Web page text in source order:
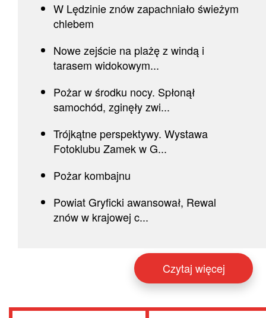
W Lędzinie znów zapachniało świeżym
chlebem
Nowe zejście na plażę z windą i
tarasem widokowym...
Pożar w środku nocy. Spłonął
samochód, zginęły zwi...
Trójkątne perspektywy. Wystawa
Fotoklubu Zamek w G...
Pożar kombajnu
Powiat Gryficki awansował, Rewal
znów w krajowej c...
Czytaj więcej